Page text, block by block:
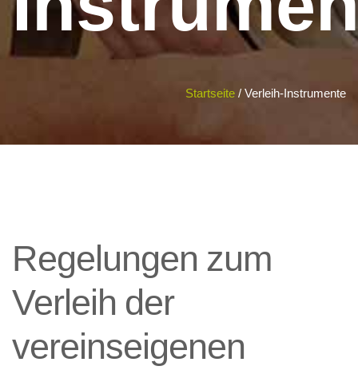
Startseite / Verleih-Instrumente
Regelungen zum
Verleih der
vereinseigenen